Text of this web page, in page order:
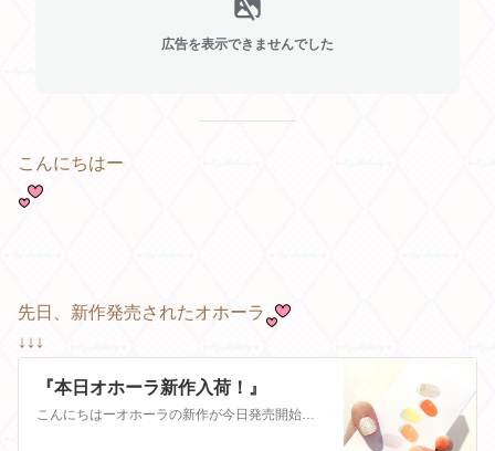
広告を表示できませんでした
こんにちはー
先日、新作発売されたオホーラ
↓↓↓
『本日オホーラ新作入荷！』
こんにちはーオホーラの新作が今日発売開始されましたまずはチューリップ🌷↓↓↓↓↓韓国らしい感じ♩次にチェリー🍒↓↓↓↓このチェックの感じがめちゃくちゃ可愛…